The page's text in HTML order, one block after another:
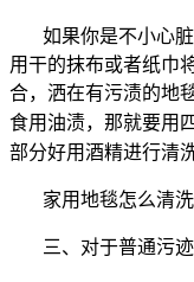
如果你是不小心
用干的抹布或者纸巾
合，洒在有污渍的地
食用油渍，那就要用
部分好用酒精进行清洗
家用地毯怎么清洗
三、对于普通污迹